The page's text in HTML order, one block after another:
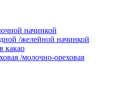
начинкой
/желейной начинкой
какао
/молочно-ореховая